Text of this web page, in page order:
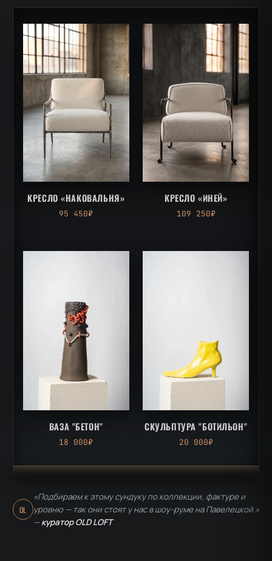
КРЕСЛО «НАКОВАЛЬНЯ»
95 450₽
КРЕСЛО «ИНЕЙ»
109 250₽
ВАЗА "БЕТОН"
18 000₽
СКУЛЬПТУРА "БОТИЛЬОН"
20 000₽
OL
«Подбираем к этому сундуку по коллекции, фактуре и
уровню — так они стоят у нас в шоу-руме на Павелецкой.»
—куратор OLD LOFT